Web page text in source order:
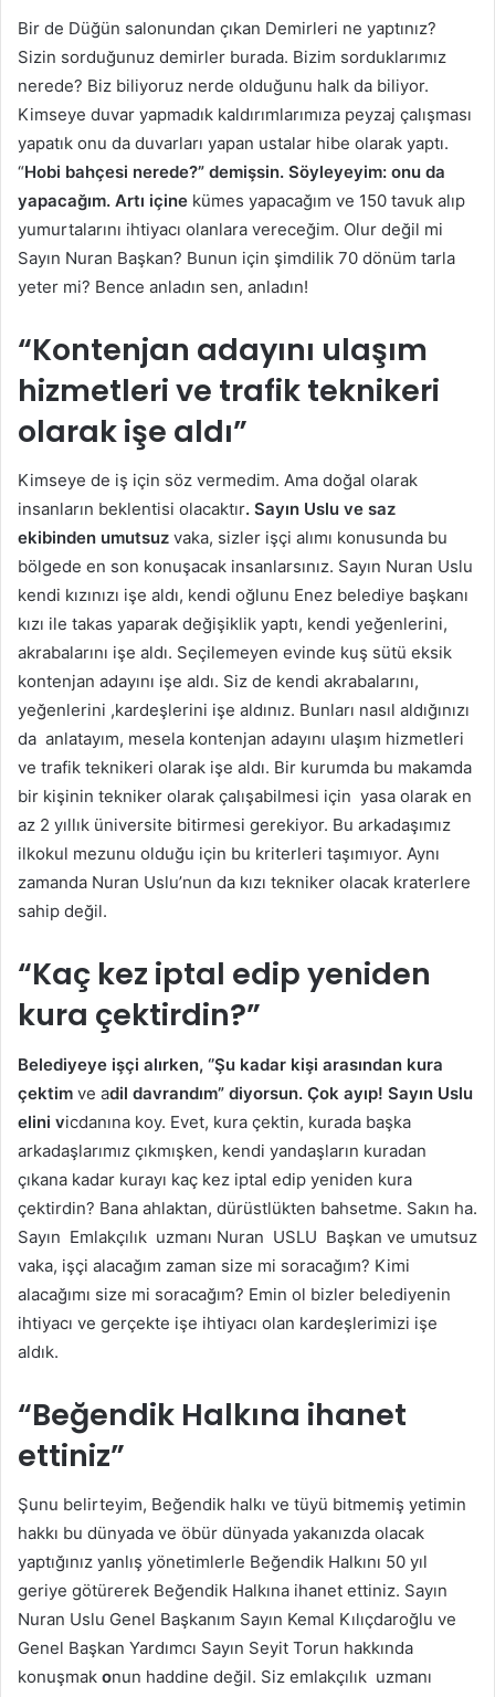
Bir de Düğün salonundan çıkan Demirleri ne yaptınız?
Sizin sorduğunuz demirler burada. Bizim sorduklarımız
nerede? Biz biliyoruz nerde olduğunu halk da biliyor.
Kimseye duvar yapmadık kaldırımlarımıza peyzaj çalışması
yapatık onu da duvarları yapan ustalar hibe olarak yaptı.
“Hobi bahçesi nerede?” demişsin. Söyleyeyim: onu da
yapacağım. Artı içine kümes yapacağım ve 150 tavuk alıp
yumurtalarını ihtiyacı olanlara vereceğim. Olur değil mi
Sayın Nuran Başkan? Bunun için şimdilik 70 dönüm tarla
yeter mi? Bence anladın sen, anladın!
“Kontenjan adayını ulaşım
hizmetleri ve trafik teknikeri
olarak işe aldı”
Kimseye de iş için söz vermedim. Ama doğal olarak
insanların beklentisi olacaktır. Sayın Uslu ve saz
ekibinden umutsuz vaka, sizler işçi alımı konusunda bu
bölgede en son konuşacak insanlarsınız. Sayın Nuran Uslu
kendi kızınızı işe aldı, kendi oğlunu Enez belediye başkanı
kızı ile takas yaparak değişiklik yaptı, kendi yeğenlerini,
akrabalarını işe aldı. Seçilemeyen evinde kuş sütü eksik
kontenjan adayını işe aldı. Siz de kendi akrabalarını,
yeğenlerini ,kardeşlerini işe aldınız. Bunları nasıl aldığınızı
da anlatayım, mesela kontenjan adayını ulaşım hizmetleri
ve trafik teknikeri olarak işe aldı. Bir kurumda bu makamda
bir kişinin tekniker olarak çalışabilmesi için yasa olarak en
az 2 yıllık üniversite bitirmesi gerekiyor. Bu arkadaşımız
ilkokul mezunu olduğu için bu kriterleri taşımıyor. Aynı
zamanda Nuran Uslu’nun da kızı tekniker olacak kraterlere
sahip değil.
“Kaç kez iptal edip yeniden
kura çektirdin?”
Belediyeye işçi alırken, ‘’Şu kadar kişi arasından kura
çektim ve adil davrandım” diyorsun. Çok ayıp! Sayın Uslu
elini vicdanına koy. Evet, kura çektin, kurada başka
arkadaşlarımız çıkmışken, kendi yandaşların kuradan
çıkana kadar kurayı kaç kez iptal edip yeniden kura
çektirdin? Bana ahlaktan, dürüstlükten bahsetme. Sakın ha.
Sayın Emlakçılık uzmanı Nuran USLU Başkan ve umutsuz
vaka, işçi alacağım zaman size mi soracağım? Kimi
alacağımı size mi soracağım? Emin ol bizler belediyenin
ihtiyacı ve gerçekte işe ihtiyacı olan kardeşlerimizi işe
aldık.
“Beğendik Halkına ihanet
ettiniz”
Şunu belirteyim, Beğendik halkı ve tüyü bitmemiş yetimin
hakkı bu dünyada ve öbür dünyada yakanızda olacak
yaptığınız yanlış yönetimlerle Beğendik Halkını 50 yıl
geriye götürerek Beğendik Halkına ihanet ettiniz. Sayın
Nuran Uslu Genel Başkanım Sayın Kemal Kılıçdaroğlu ve
Genel Başkan Yardımcı Sayın Seyit Torun hakkında
konuşmak onun haddine değil. Siz emlakçılık uzmanı